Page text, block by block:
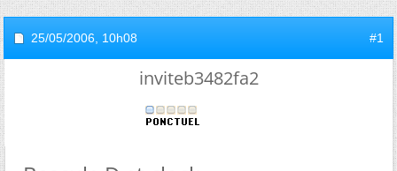
25/05/2006, 10h08 #1
inviteb3482fa2